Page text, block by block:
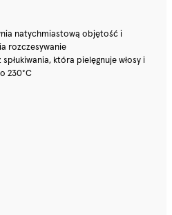
natychmiastową objętość i
rozczesywanie
która pielęgnuje włosy i
230°C